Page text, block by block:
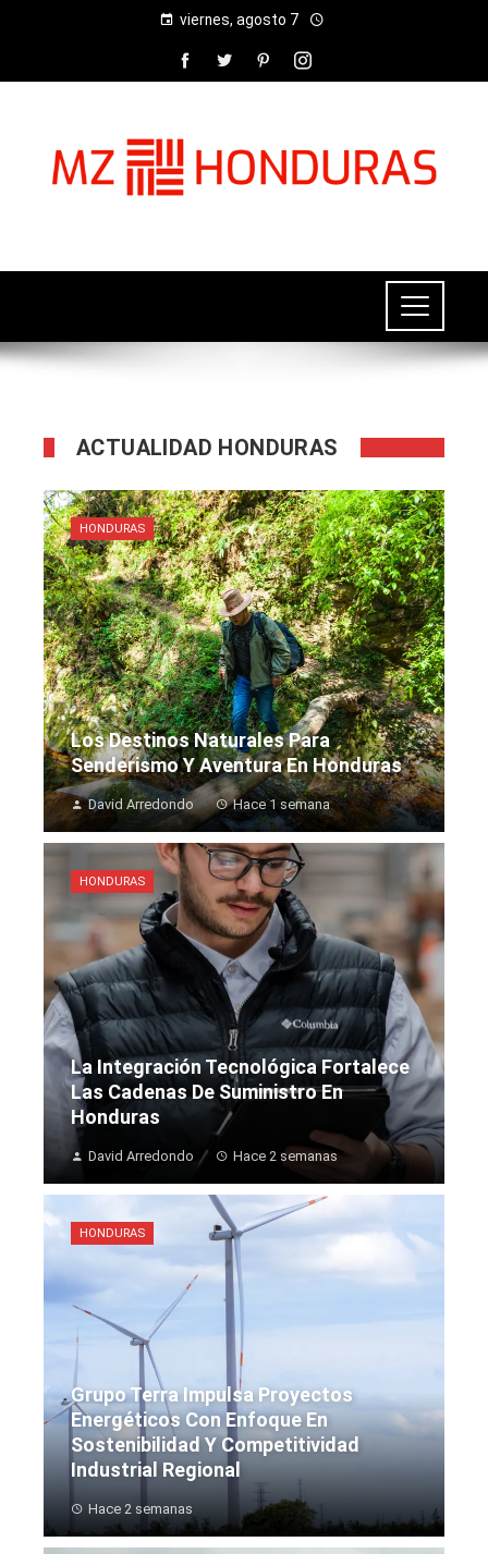
viernes, agosto 7
ACTUALIDAD HONDURAS
HONDURAS
Los Destinos Naturales Para
Senderismo Y Aventura En Honduras
David Arredondo Hace 1 semana
HONDURAS
La Integración Tecnológica Fortalece
Las Cadenas De Suministro En
Honduras
David Arredondo Hace 2 semanas
HONDURAS
Grupo Terra Impulsa Proyectos
Energéticos Con Enfoque En
Sostenibilidad Y Competitividad
Industrial Regional
Hace 2 semanas